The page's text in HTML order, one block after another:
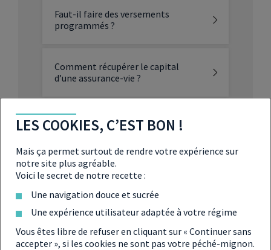
Faut-il faire des versements
programmés ?
Comment récupérer le capital
d’une assurance-vie ?
PER ou Assurance Vie ?
Assurance-vie intergénérationnelle
LES COOKIES, C’EST BON !
Mais ça permet surtout de rendre votre expérience sur
notre site plus agréable.
Voici le secret de notre recette :
Une navigation douce et sucrée
Une expérience utilisateur adaptée à votre régime
Vous êtes libre de refuser en cliquant sur « Continuer sans
accepter », si les cookies ne sont pas votre péché-mignon.